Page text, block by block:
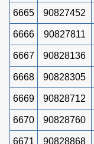
6665 90827452
6666 90827811
6667 90828136
6668 90828305
6669 90828712
6670 90828760
6671 90828868